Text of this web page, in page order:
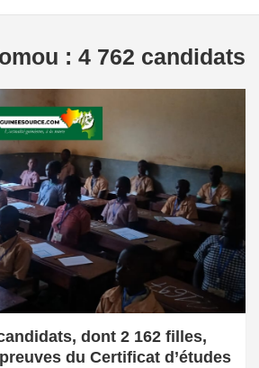
: 4 762 candidats
dont 2 162 filles,
du Certificat d’études